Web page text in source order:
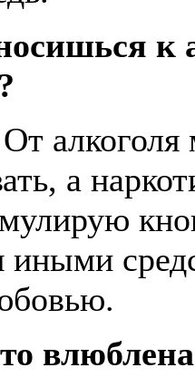
к
алкоголя
а
иными
влюблена